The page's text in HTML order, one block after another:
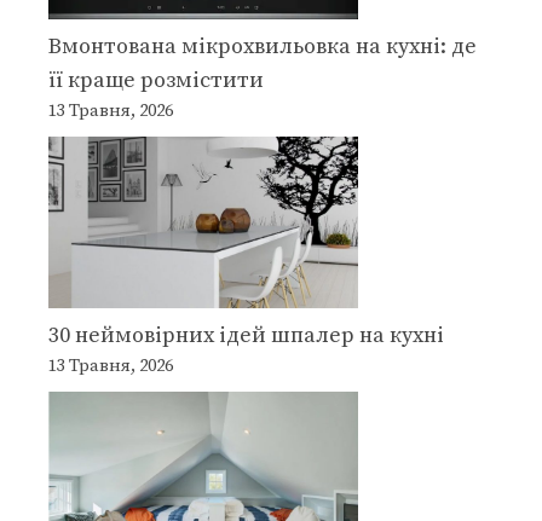
Вмонтована мікрохвильовка на кухні: де
її краще розмістити
13 Травня, 2026
30 неймовірних ідей шпалер на кухні
13 Травня, 2026